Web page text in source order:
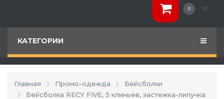
0
КАТЕГОРИИ
Главная Промо-одежда
Бейсболки
Бейсболка RECY FIVE, 5 клиньев, застежка-липучка